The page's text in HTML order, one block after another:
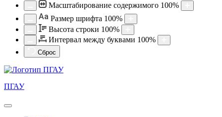
Масштабирование содержимого 100%
Aa Размер шрифта 100%
Высота строки 100%
Интервал между буквами 100%
Сброс
ПГАУ